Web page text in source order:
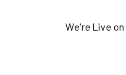
We're Live on